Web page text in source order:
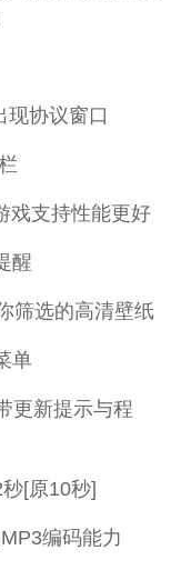
现协议窗口
戏支持性能更好
醒
筛选的高清壁纸
单
更新提示与程
[原10秒]
编码能力